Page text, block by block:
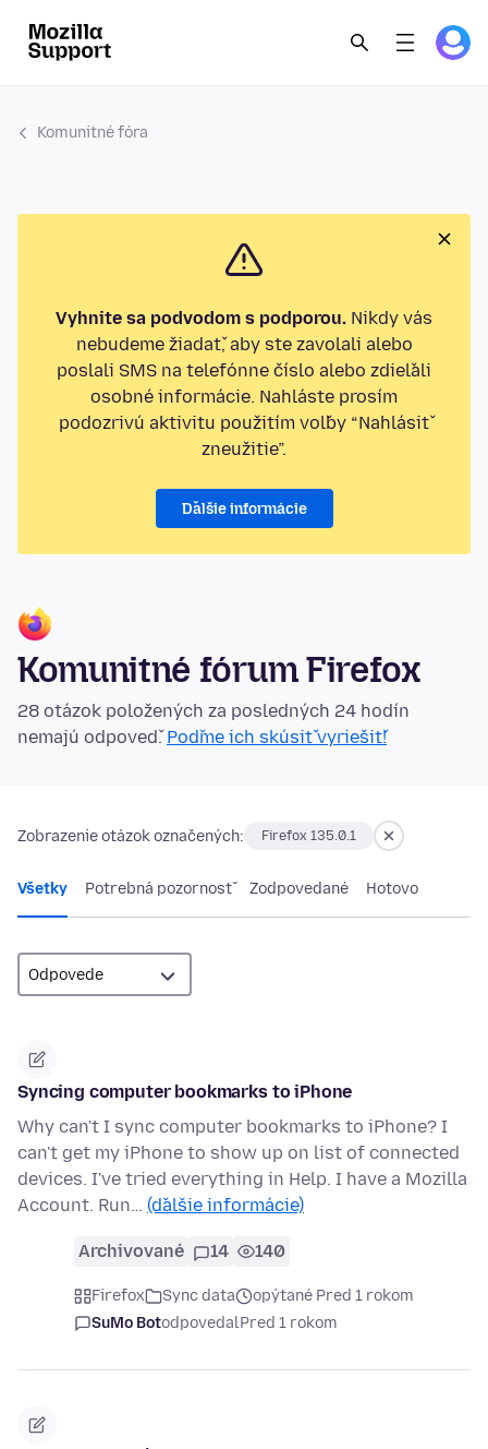
Komunitné fóra
Vyhnite sa podvodom s podporou. Nikdy vás
nebudeme žiadať, aby ste zavolali alebo
poslali SMS na telefónne číslo alebo zdieľali
osobné informácie. Nahláste prosím
podozrivú aktivitu použitím voľby “Nahlásiť
zneužitie”.
Ďalšie informácie
Komunitné fórum Firefox
28 otázok položených za posledných 24 hodín
nemajú odpoveď.Poďme ich skúsiť vyriešiť!
Zobrazenie otázok označených: Firefox 135.0.1
Všetky Potrebná pozornosť Zodpovedané Hotovo
Syncing computer bookmarks to iPhone
Why can't I sync computer bookmarks to iPhone? I
can't get my iPhone to show up on list of connected
devices. I've tried everything in Help. I have a Mozilla
Account. Run… (ďalšie informácie)
Archivované 14 140
Firefox Sync data
opýtané Pred 1 rokom
SuMo BotodpovedalPred 1 rokom